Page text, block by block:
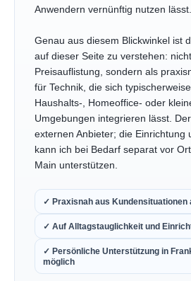
Anwendern vernünftig nutzen lässt.
Genau aus diesem Blickwinkel ist
auf dieser Seite zu verstehen:
Preisauflistung, sondern als
für Technik, die sich
Haushalts-, Homeoffice- oder
Umgebungen integrieren lässt.
externen Anbieter; die Einrichtung
kann ich bei Bedarf separat vor
Main unterstützen.
✓ Praxisnah aus Kundensituationen
✓ Auf Alltagstauglichkeit und
✓ Persönliche Unterstützung in
möglich